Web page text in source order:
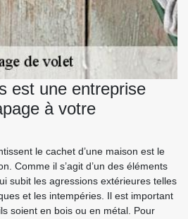
est une entreprise
à votre
le cachet d’une maison est le
Comme il s’agit d’un des éléments
subit les agressions extérieures telles
et les intempéries. Il est important
soient en bois ou en métal. Pour